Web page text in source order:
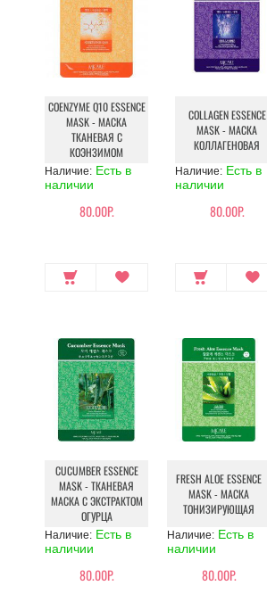
COENZYME Q10 ESSENCE
MASK - МАСКА
ТКАНЕВАЯ С
КОЭНЗИМОМ
Наличие: Есть в
наличии
80.00Р.
COLLAGEN ESSENCE
MASK - МАСКА
КОЛЛАГЕНОВАЯ
Наличие: Есть в
наличии
80.00Р.
CUCUMBER ESSENCE
MASK - ТКАНЕВАЯ
МАСКА С ЭКСТРАКТОМ
ОГУРЦА
Наличие: Есть в
наличии
80.00Р.
FRESH ALOE ESSENCE
MASK - МАСКА
ТОНИЗИРУЮЩАЯ
Наличие: Есть в
наличии
80.00Р.